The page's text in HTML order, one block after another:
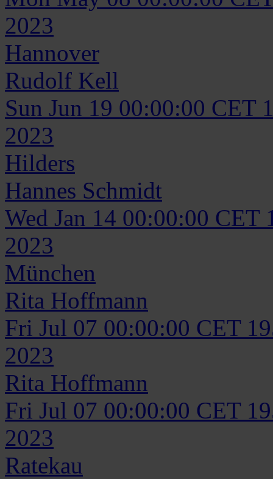
2023
Hannover
Rudolf Kell
Sun Jun 19 00:00:00 CET
2023
Hilders
Hannes Schmidt
Wed Jan 14 00:00:00 CET
2023
München
Rita Hoffmann
Fri Jul 07 00:00:00 CET
2023
Rita Hoffmann
Fri Jul 07 00:00:00 CET
2023
Ratekau